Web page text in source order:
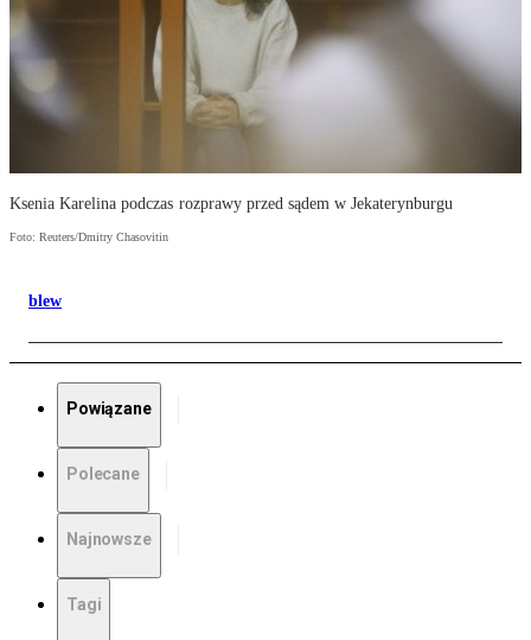
Ksenia Karelina podczas rozprawy przed sądem w Jekaterynburgu
Foto: Reuters/Dmitry Chasovitin
blew
Powiązane
Polecane
Najnowsze
Tagi